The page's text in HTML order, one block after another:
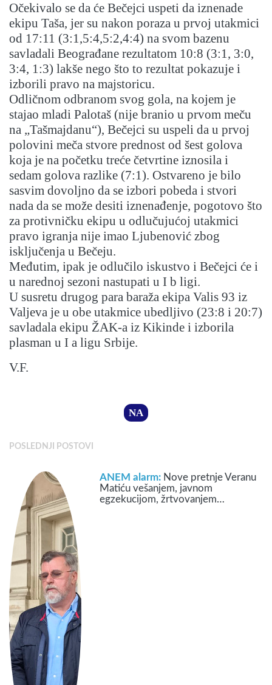
Očekivalo se da će Bečejci uspeti da iznenade
ekipu Taša, jer su nakon poraza u prvoj utakmici
od 17:11 (3:1,5:4,5:2,4:4) na svom bazenu
savladali Beograđane rezultatom 10:8 (3:1, 3:0,
3:4, 1:3) lakše nego što to rezultat pokazuje i
izborili pravo na majstoricu.
Odličnom odbranom svog gola, na kojem je
stajao mladi Palotaš (nije branio u prvom meču
na „Tašmajdanu“), Bečejci su uspeli da u prvoj
polovini meča stvore prednost od šest golova
koja je na početku treće četvrtine iznosila i
sedam golova razlike (7:1). Ostvareno je bilo
sasvim dovoljno da se izbori pobeda i stvori
nada da se može desiti iznenađenje, pogotovo što
za protivničku ekipu u odlučujućoj utakmici
pravo igranja nije imao Ljubenović zbog
isključenja u Bečeju.
Međutim, ipak je odlučilo iskustvo i Bečejci će i
u narednoj sezoni nastupati u I b ligi.
U susretu drugog para baraža ekipa Valis 93 iz
Valjeva je u obe utakmice ubedljivo (23:8 i 20:7)
savladala ekipu ŽAK-a iz Kikinde i izborila
plasman u I a ligu Srbije.
V.F.
NA
POSLEDNJI POSTOVI
ANEM alarm: Nove pretnje Veranu
Matiću vešanjem, javnom
egzekucijom, žrtvovanjem…